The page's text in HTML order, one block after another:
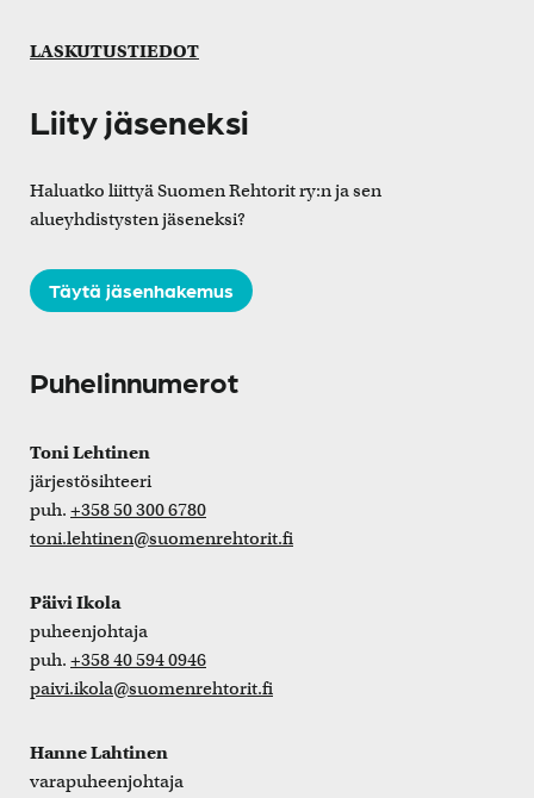
LASKUTUSTIEDOT
Liity jäseneksi
Haluatko liittyä Suomen Rehtorit ry:n ja sen
alueyhdistysten jäseneksi?
Täytä jäsenhakemus
Puhelinnumerot
Toni Lehtinen
järjestösihteeri
puh. +358 50 300 6780
toni.lehtinen@suomenrehtorit.fi
Päivi Ikola
puheenjohtaja
puh. +358 40 594 0946
paivi.ikola@suomenrehtorit.fi
Hanne Lahtinen
varapuheenjohtaja